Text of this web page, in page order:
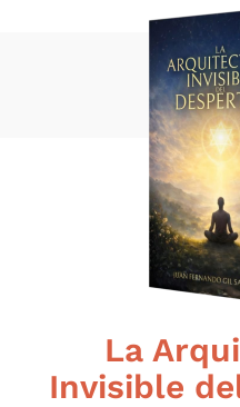
La
Invisible